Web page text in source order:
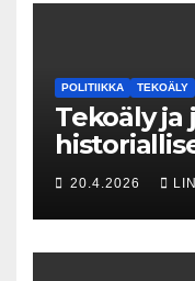
POLITIIKKA TEKOÄLY
Tekoäly
Kuka
20.4.2026